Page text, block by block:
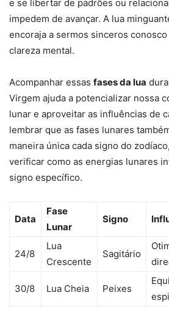
e se libertar de padrões ou
impedem de avançar. A lua
encoraja a sermos sinceros
clareza mental.
Acompanhar essas fases da lua
Virgem ajuda a potencializar nossa
lunar e aproveitar as influências de
lembrar que as fases lunares
maneira única cada signo do
verificar como as energias lunares
signo específico.
Data
Fase
Lunar
Signo
24/8
Lua
Crescente
Sagitário
30/8 Lua Cheia Peixes